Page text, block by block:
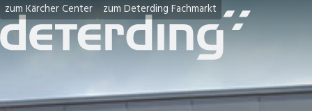
zum Kärcher Center zum Deterding Fachmarkt